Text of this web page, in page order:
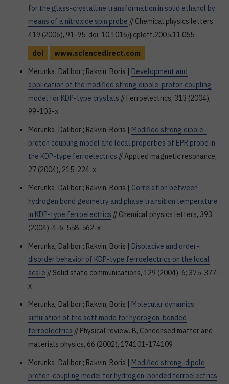
for the glass-crystalline transformation in solid ethanol by
means of a nitroxide spin probe // Chemical physics letters,
419 (2006), 91-95. doi: 10.1016/j.cplett.2005.11.055
doi
www.sciencedirect.com
Merunka, Dalibor ; Rakvin, Boris | Development and
application of the modified strong dipole-proton coupling
model for KDP-type crystals // Ferroelectrics, 313 (2004),
99-103-x
Merunka, Dalibor ; Rakvin, Boris | Modified strong dipole-
proton coupling model and local properties of EPR probe in
the KDP-type ferroelectrics // Applied magnetic resonance,
27 (2004), 215-224-x
Merunka, Dalibor ; Rakvin, Boris | Correlation between
hydrogen bond geometry and phase transition temperature
in KDP-type ferroelectrics // Chemical physics letters, 393
(2004), 4-6; 558-562-x
Merunka, Dalibor ; Rakvin, Boris | Displacive and order-
disorder behavior of KDP-type ferroelectrics on the local
scale // Solid state communications, 129 (2004), 6; 375-377-
x
Merunka, Dalibor ; Rakvin, Boris | Molecular dynamics
simulation of the soft mode for hydrogen-bonded
ferroelectrics // Physical review. B, Condensed matter and
materials physics, 66 (2002), 174101-174109
Merunka, Dalibor ; Rakvin, Boris | Modified strong-dipole
proton-coupling model for hydrogen-bonded ferroelectrics